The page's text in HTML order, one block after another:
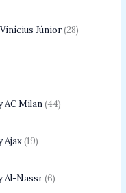
Júnior 28
AC Milan 44
Ajax 19
Al-Nassr 6